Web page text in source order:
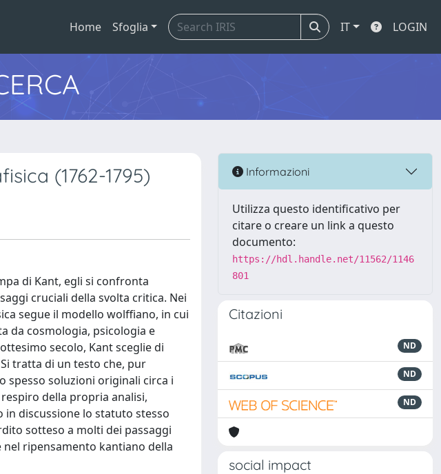
Home Sfoglia IT LOGIN
(1762-1795)
di Kant, egli si confronta
cruciali della svolta critica. Nei
segue il modello wolffiano, in cui
da cosmologia, psicologia e
secolo, Kant sceglie di
tratta di un testo che, pur
spesso soluzioni originali circa i
della propria analisi,
discussione lo statuto stesso
sotteso a molti dei passaggi
ripensamento kantiano della
Informazioni
Utilizza questo identificativo per
citare o creare un link a questo
documento:
https://hdl.handle.net/11562/1146
801
Citazioni
ND
ND
ND
social impact